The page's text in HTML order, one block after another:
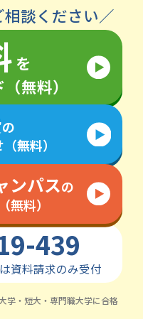
相談ください／
を
無料）
の
無料）
ンパスの
無料）
439
資料請求のみ受付
学・短大・専門職大学に合格